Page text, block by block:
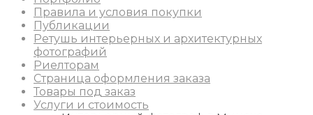
Правила и условия покупки
Публикации
Ретушь интерьерных и архитектурных
фотографий
Риелторам
Страница оформления заказа
Товары под заказ
Услуги и стоимость